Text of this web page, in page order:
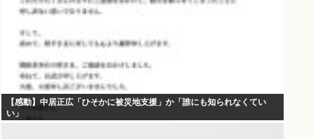
【感動】中居正広「ひそかに被災地支援」か「誰にも知られなくてい
い」